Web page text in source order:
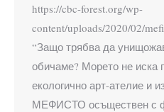
https://cbc-forest.org/wp-
content/uploads/2020/02/
“Защо трябва да
обичаме? Морето не иска
екологично арт-ателие и
МЕФИСТО осъществен с